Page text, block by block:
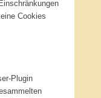
Cookies
Plugin